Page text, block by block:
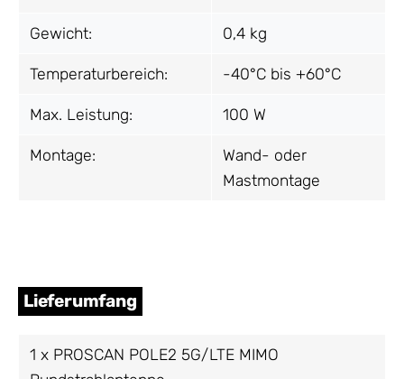
Gewicht: 0,4 kg
Temperaturbereich: -40°C bis +60°C
Max. Leistung: 100 W
Montage:
Wand- oder
Mastmontage
Lieferumfang
1 x PROSCAN POLE2 5G/LTE MIMO